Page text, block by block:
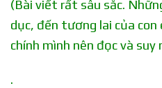
(Bài viết rất sâu sắc.
dục, đến tương lai của
chính mình nên đọc và suy
.